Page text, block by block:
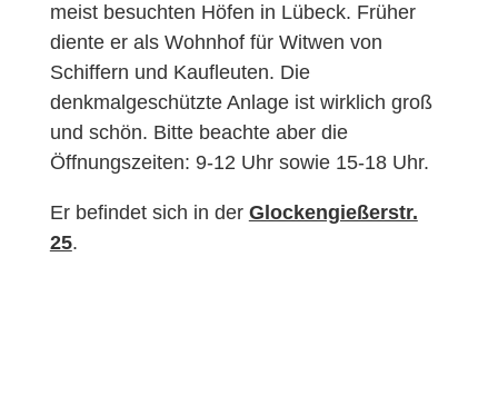
meist besuchten Höfen in Lübeck. Früher
diente er als Wohnhof für Witwen von
Schiffern und Kaufleuten. Die
denkmalgeschützte Anlage ist wirklich groß
und schön. Bitte beachte aber die
Öffnungszeiten: 9-12 Uhr sowie 15-18 Uhr.
Er befindet sich in der Glockengießerstr.
25.